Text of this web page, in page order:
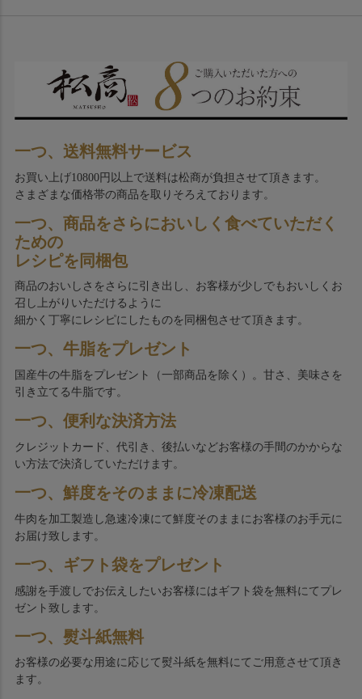
一つ、送料無料サービス
お買い上げ10800円以上で送料は松商が負担させて頂きます。
さまざまな価格帯の商品を取りそろえております。
一つ、商品をさらにおいしく食べていただく
ための
レシピを同梱包
商品のおいしさをさらに引き出し、お客様が少しでもおいしくお
召し上がりいただけるように
細かく丁寧にレシピにしたものを同梱包させて頂きます。
一つ、牛脂をプレゼント
国産牛の牛脂をプレゼント（一部商品を除く）。甘さ、美味さを
引き立てる牛脂です。
一つ、便利な決済方法
クレジットカード、代引き、後払いなどお客様の手間のかからな
い方法で決済していただけます。
一つ、鮮度をそのままに冷凍配送
牛肉を加工製造し急速冷凍にて鮮度そのままにお客様のお手元に
お届け致します。
一つ、ギフト袋をプレゼント
感謝を手渡しでお伝えしたいお客様にはギフト袋を無料にてプレ
ゼント致します。
一つ、熨斗紙無料
お客様の必要な用途に応じて熨斗紙を無料にてご用意させて頂き
ます。